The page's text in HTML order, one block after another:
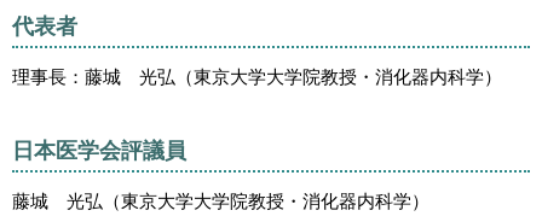
代表者
理事長：藤城 光弘（東京大学大学院教授・消化器内科学）
日本医学会評議員
藤城 光弘（東京大学大学院教授・消化器内科学）